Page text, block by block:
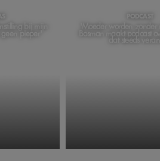
bij mijn
pieper'
PODCAST
'Moeder worden zonder
Bosman maakt podcast
dat steeds